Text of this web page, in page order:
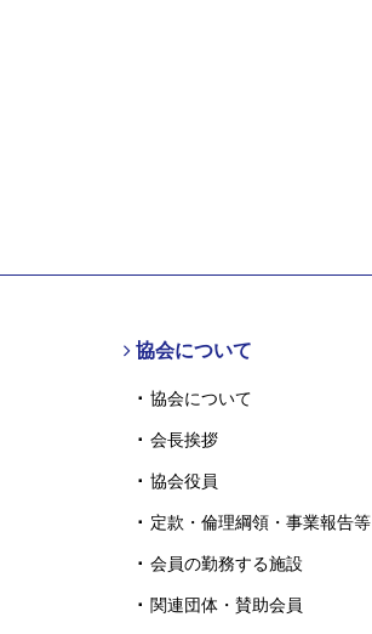
協会について
協会について
会長挨拶
協会役員
定款・倫理綱領・事業報告等
会員の勤務する施設
関連団体・賛助会員